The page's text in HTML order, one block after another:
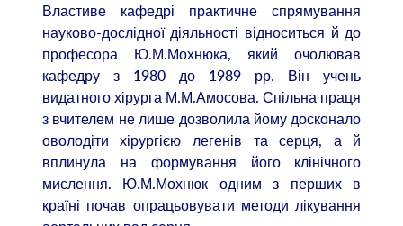
Властиве кафедрі практичне спрямування
науково-дослідної діяльності відноситься й до
професора Ю.М.Мохнюка, який очолював
кафедру з 1980 до 1989 рр. Він учень
видатного хірурга М.М.Амосова. Спільна праця
з вчителем не лише дозволила йому досконало
оволодіти хірургією легенів та серця, а й
вплинула на формування його клінічного
мислення. Ю.М.Мохнюк одним з перших в
країні почав опрацьовувати методи лікування